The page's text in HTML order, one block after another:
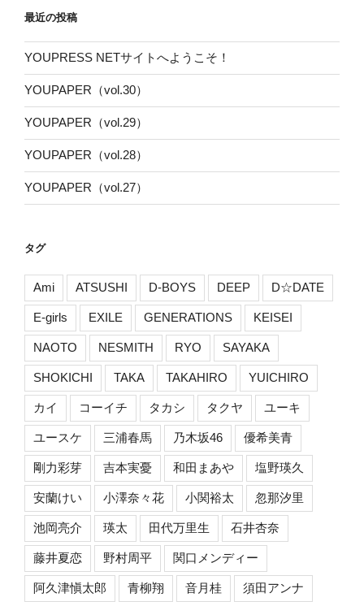
最近の投稿
YOUPRESS NETサイトへようこそ！
YOUPAPER（vol.30）
YOUPAPER（vol.29）
YOUPAPER（vol.28）
YOUPAPER（vol.27）
タグ
Ami ATSUSHI D-BOYS DEEP D☆DATE
E-girls EXILE GENERATIONS KEISEI
NAOTO NESMITH RYO SAYAKA
SHOKICHI TAKA TAKAHIRO YUICHIRO
カイ コーイチ タカシ タクヤ ユーキ
ユースケ 三浦春馬 乃木坂46 優希美青
剛力彩芽 吉本実憂 和田まあや 塩野瑛久
安蘭けい 小澤奈々花 小関裕太 忽那汐里
池岡亮介 瑛太 田代万里生 石井杏奈
藤井夏恋 野村周平 関口メンディー
阿久津愼太郎 青柳翔 音月桂 須田アンナ